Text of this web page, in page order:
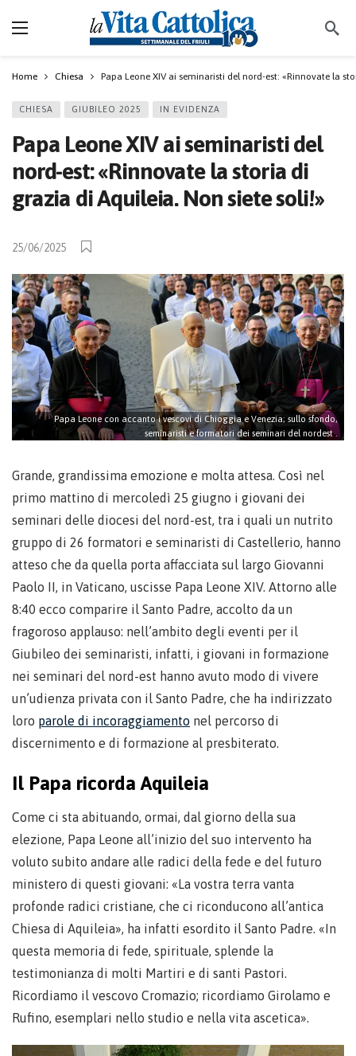
Home Chiesa Papa Leone XIV ai seminaristi del nord-est: «Rinnovate la
CHIESA GIUBILEO 2025 IN EVIDENZA
Papa Leone XIV ai seminaristi del
nord-est: «Rinnovate la storia di
grazia di Aquileia. Non siete soli!»
25/06/2025
Papa Leone con accanto i vescovi di Chioggia e Venezia; sullo sfondo,
seminaristi e formatori dei seminari del nordest .
Grande, grandissima emozione e molta attesa. Così nel
primo mattino di mercoledì 25 giugno i giovani dei
seminari delle diocesi del nord-est, tra i quali un nutrito
gruppo di 26 formatori e seminaristi di Castellerio, hanno
atteso che da quella porta affacciata sul largo Giovanni
Paolo II, in Vaticano, uscisse Papa Leone XIV. Attorno alle
8:40 ecco comparire il Santo Padre, accolto da un
fragoroso applauso: nell’ambito degli eventi per il
Giubileo dei seminaristi, infatti, i giovani in formazione
nei seminari del nord-est hanno avuto modo di vivere
un’udienza privata con il Santo Padre, che ha indirizzato
loro parole di incoraggiamento nel percorso di
discernimento e di formazione al presbiterato.
Il Papa ricorda Aquileia
Come ci sta abituando, ormai, dal giorno della sua
elezione, Papa Leone all’inizio del suo intervento ha
voluto subito andare alle radici della fede e del futuro
ministero di questi giovani: «La vostra terra vanta
profonde radici cristiane, che ci riconducono all’antica
Chiesa di Aquileia», ha infatti esordito il Santo Padre. «In
questa memoria di fede, spirituale, splende la
testimonianza di molti Martiri e di santi Pastori.
Ricordiamo il vescovo Cromazio; ricordiamo Girolamo e
Rufino, esemplari nello studio e nella vita ascetica».